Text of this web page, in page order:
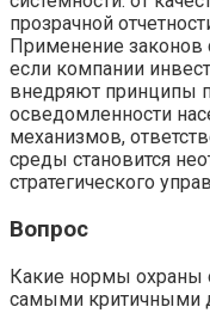
прозрачной
Применение законов
если компании
внедряют принципы
осведомленности
механизмов,
среды становится
стратегического
Вопрос
Какие нормы охраны
самыми критичными